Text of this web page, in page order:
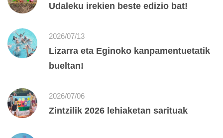
Udaleku irekien beste edizio bat!
2026/07/13
Lizarra eta Eginoko kanpamentuetatik
bueltan!
2026/07/06
Zintzilik 2026 lehiaketan sarituak